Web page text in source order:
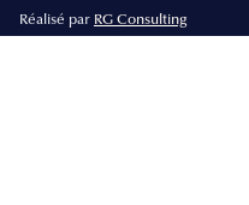
Réalisé par RG Consulting